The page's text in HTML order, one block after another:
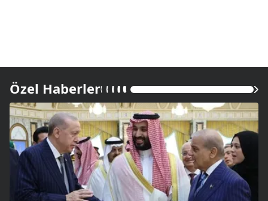
Özel Haberler